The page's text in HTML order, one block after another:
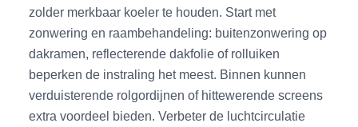
zolder merkbaar koeler te houden. Start met
zonwering en raambehandeling: buitenzonwering op
dakramen, reflecterende dakfolie of rolluiken
beperken de instraling het meest. Binnen kunnen
verduisterende rolgordijnen of hittewerende screens
extra voordeel bieden. Verbeter de luchtcirculatie